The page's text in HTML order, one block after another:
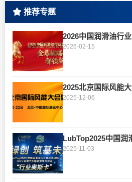
推荐专题
2026中国润滑油行
2026-02-15
2025北京国际风能
2025-12-06
LubTop2025中国润
2025-11-03